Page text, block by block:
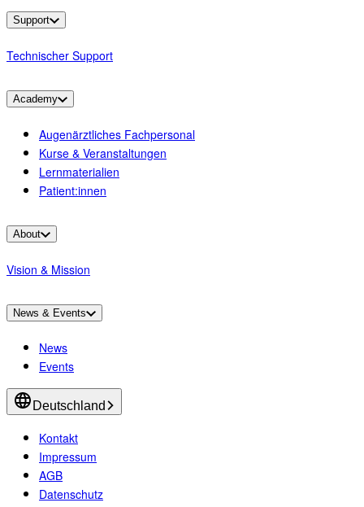
Support
Technischer Support
Academy
Augenärztliches Fachpersonal
Kurse & Veranstaltungen
Lernmaterialien
Patient:innen
About
Vision & Mission
News & Events
News
Events
Deutschland
Kontakt
Impressum
AGB
Datenschutz